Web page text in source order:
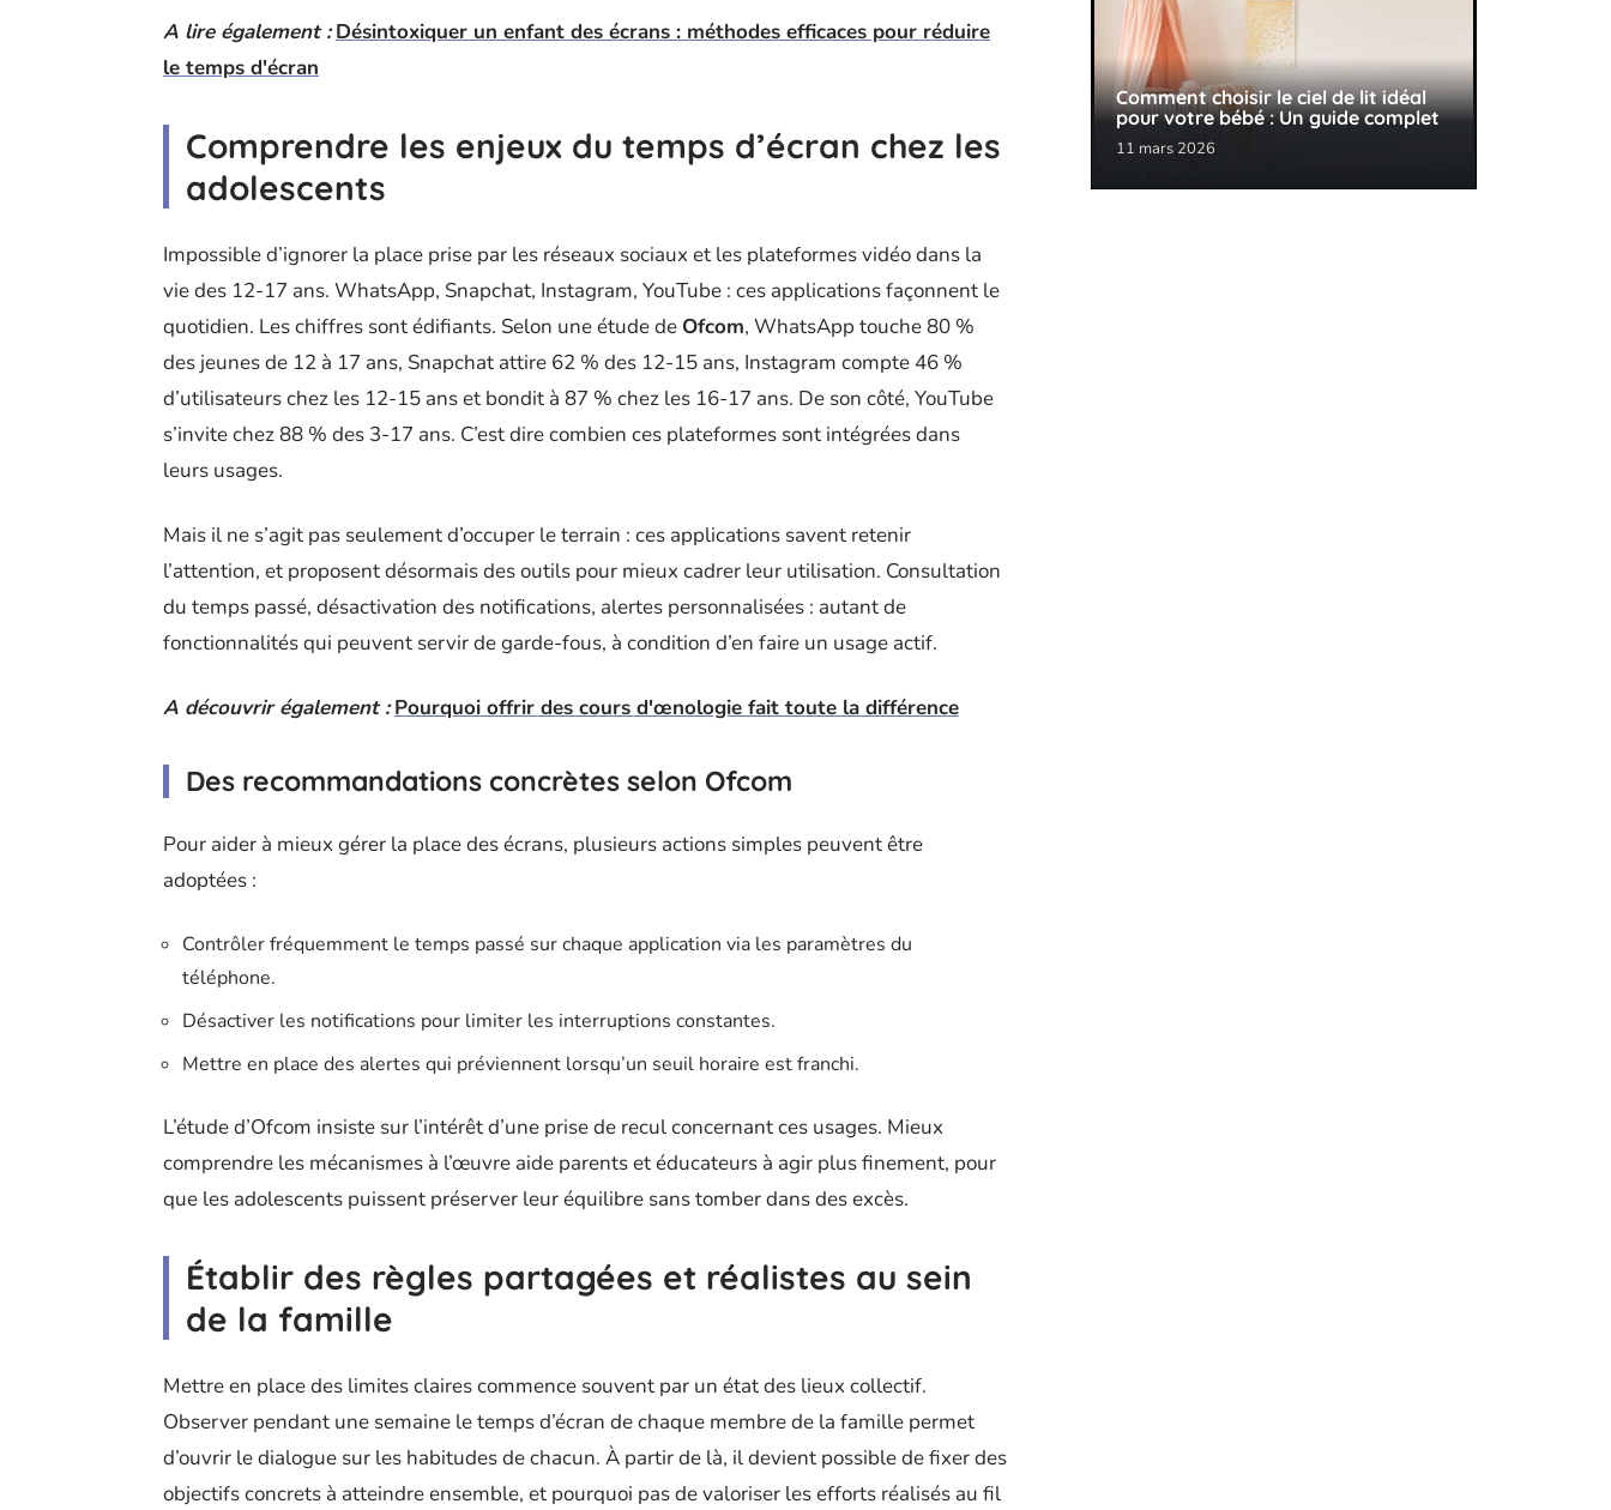
A lire également : Désintoxiquer un enfant des écrans : méthodes efficaces pour réduire
le temps d'écran
Comprendre les enjeux du temps d’écran chez les
adolescents
Impossible d’ignorer la place prise par les réseaux sociaux et les plateformes vidéo dans la
vie des 12-17 ans. WhatsApp, Snapchat, Instagram, YouTube : ces applications façonnent le
quotidien. Les chiffres sont édifiants. Selon une étude de Ofcom, WhatsApp touche 80 %
des jeunes de 12 à 17 ans, Snapchat attire 62 % des 12-15 ans, Instagram compte 46 %
d’utilisateurs chez les 12-15 ans et bondit à 87 % chez les 16-17 ans. De son côté, YouTube
s’invite chez 88 % des 3-17 ans. C’est dire combien ces plateformes sont intégrées dans
leurs usages.
Mais il ne s’agit pas seulement d’occuper le terrain : ces applications savent retenir
l’attention, et proposent désormais des outils pour mieux cadrer leur utilisation. Consultation
du temps passé, désactivation des notifications, alertes personnalisées : autant de
fonctionnalités qui peuvent servir de garde-fous, à condition d’en faire un usage actif.
A découvrir également : Pourquoi offrir des cours d'œnologie fait toute la différence
Des recommandations concrètes selon Ofcom
Pour aider à mieux gérer la place des écrans, plusieurs actions simples peuvent être
adoptées :
Contrôler fréquemment le temps passé sur chaque application via les paramètres du
téléphone.
Désactiver les notifications pour limiter les interruptions constantes.
Mettre en place des alertes qui préviennent lorsqu’un seuil horaire est franchi.
L’étude d’Ofcom insiste sur l’intérêt d’une prise de recul concernant ces usages. Mieux
comprendre les mécanismes à l’œuvre aide parents et éducateurs à agir plus finement, pour
que les adolescents puissent préserver leur équilibre sans tomber dans des excès.
Établir des règles partagées et réalistes au sein
de la famille
Mettre en place des limites claires commence souvent par un état des lieux collectif.
Observer pendant une semaine le temps d’écran de chaque membre de la famille permet
d’ouvrir le dialogue sur les habitudes de chacun. À partir de là, il devient possible de fixer des
objectifs concrets à atteindre ensemble, et pourquoi pas de valoriser les efforts réalisés au fil
Comment choisir le ciel de lit idéal
pour votre bébé : Un guide complet
11 mars 2026